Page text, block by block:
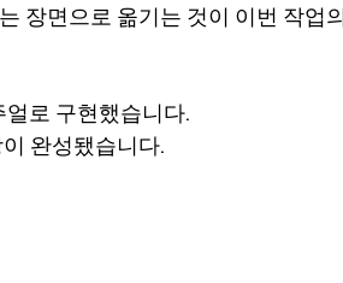
장면으로 옮기는 것이 이번 작업
로 구현했습니다.
완성됐습니다.